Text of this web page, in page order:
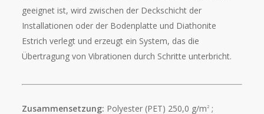
geeignet ist, wird zwischen der Deckschicht der
Installationen oder der Bodenplatte und Diathonite
Estrich verlegt und erzeugt ein System, das die
Übertragung von Vibrationen durch Schritte unterbricht.
Zusammensetzung: Polyester (PET) 250,0 g/m 2;